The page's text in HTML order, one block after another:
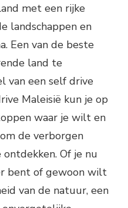
met een rijke
landschappen en
Een van de beste
land te
van een self drive
Maleisië kun je op
waar je wilt en
de verborgen
Of je nu
bent of gewoon wilt
van de natuur, een